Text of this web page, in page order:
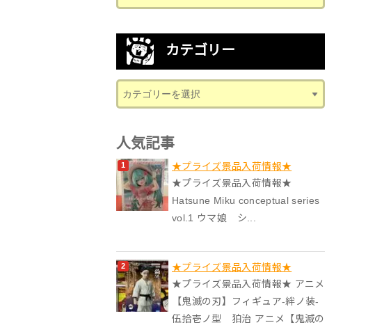
カテゴリー
人気記事
★プライズ景品入荷情報★
★プライズ景品入荷情報★
Hatsune Miku conceptual series
vol.1 ウマ娘 シ...
★プライズ景品入荷情報★
★プライズ景品入荷情報★ アニメ
【鬼滅の刃】フィギュア-絆ノ装-
伍拾壱ノ型 狛治 アニメ【鬼滅の